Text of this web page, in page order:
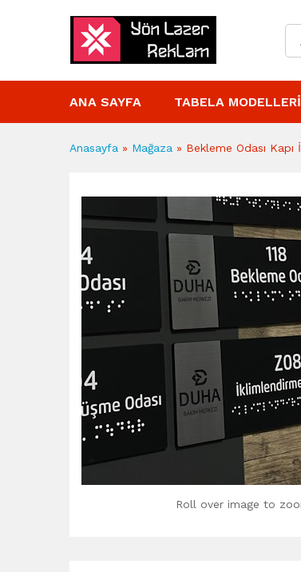
ANA SAYFA TABELA MODELLERI
Anasayfa » Mağaza » Bekleme Odası Kapı
Roll over image to